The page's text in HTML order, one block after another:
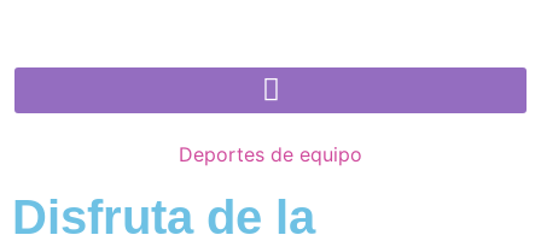
Deportes de equipo
Disfruta de la